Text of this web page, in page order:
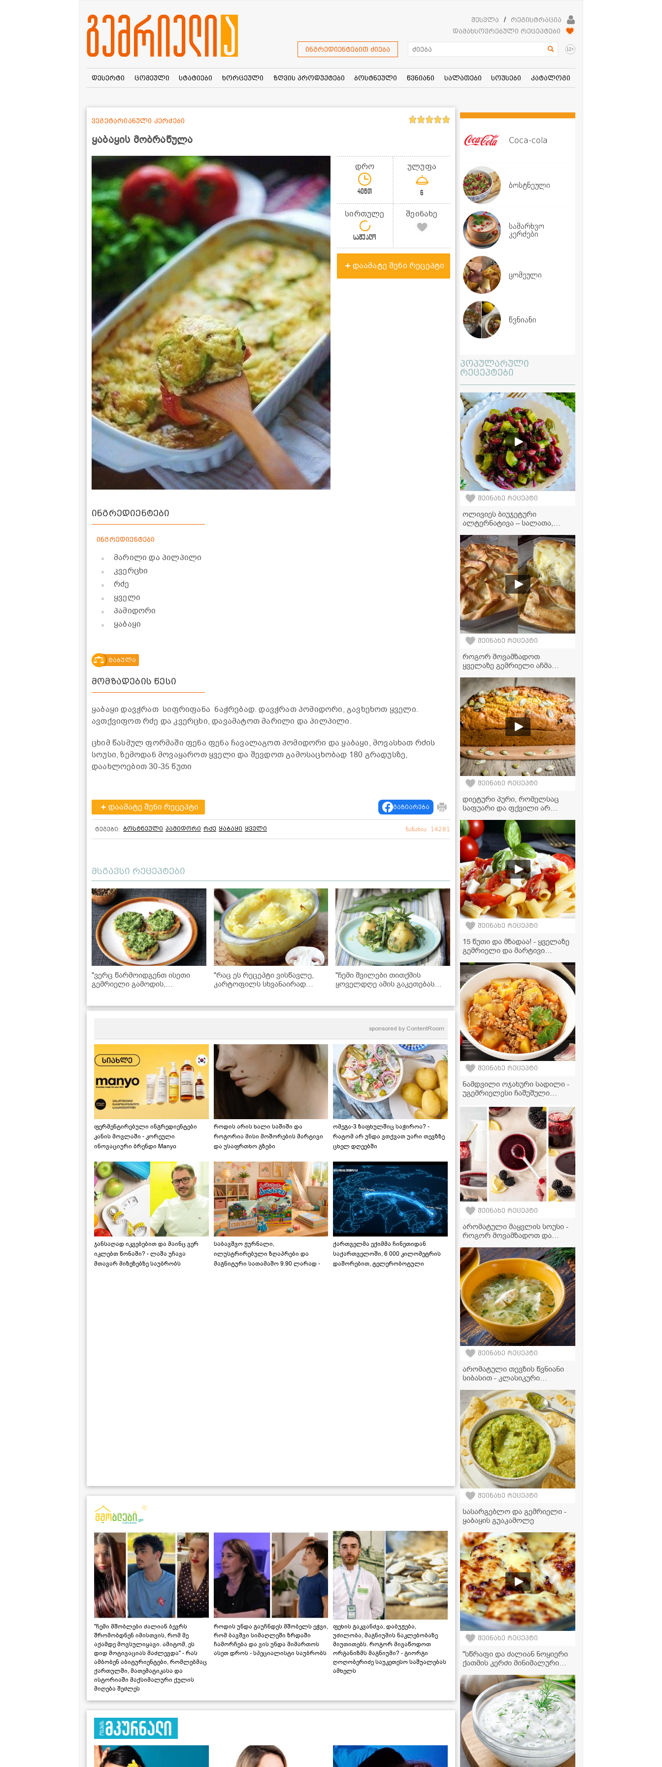
შესვლა /
რეგისტრაცია
დამახსოვრებული რეცეპტები
ინგრედიენტებით ძიება 12+
დესერტი ცომეული სტატიები ხორცეული ზღვის პროდუქტები ბოსტნეული წვნიანი სალათები სოუსები კატალოგი
ყაბაყის მობრაწულა
ვეგეტარიანული კერძები
დრო
40წთ
ულუფა
6
სირთულე
საშუალო
შეინახე
დაამატე შენი რეცეპტი
ინგრედიენტები
ინგრედიენტები
მარილი და პილპილი
კვერცხი
რძე
ყველი
პამიდორი
ყაბაყი
ტაბულა
მომზადების წესი
ყაბაყი დავჭრათ სიფრიფანა ნაჭრებად. დავჭრათ პომიდორი, გავხეხოთ ყველი.
ავთქვიფოთ რძე და კვერცხი, დავამატოთ მარილი და პილპილი.
ცხიმ წასმულ ფორმაში ფენა ფენა ჩავალაგოთ პომიდორი და ყაბაყი, მოვასხათ რძის
სოუსი, ზემოდან მოვაყაროთ ყველი და შევდოთ გამოსაცხობად 180 გრადუსზე,
დაახლოებით 30-35 წუთი
დაამატე შენი რეცეპტი გაზიარება
ტეგები: ბოსტნეული პამიდორი რძე ყაბაყი ყველი ნანახია: 14281
მსგავსი რეცეპტები
"ვერც წარმოიდგენთ ისეთი
გემრიელი გამოდის,
პესტოთი
"რაც ეს რეცეპტი ვისწავლე,
კარტოფილს სხვანაირად
მობრაწულა
"ჩემი შვილები თითქმის
ყოველდღე ამის გაკეთებას
კარტოფილი მწვანილით
sponsored by ContentRoom
ფერმენტირებული ინგრედიენტები
კანის მოვლაში - კორეული
ინოვაციური ბრენდი Manyo
როდის არის ხალი საშიში და
როგორია მისი მოშორების მარტივი
და უსაფრთხო გზები
ომეგა-3 ზაფხულშიც საჭიროა? -
რატომ არ უნდა ვთქვათ უარი თევზზე
ცხელ დღეებში
ჯანსაღად იკვებებით და მაინც ვერ
იკლებთ წონაში? - ლაშა უჩავა
მთავარ მიზეზებზე საუბრობს
საბავშვო ჟურნალი,
ილუსტრირებული ზღაპრები და
მაგნიტური სათამაშო 9.90 ლარად -
ქართველმა ექიმმა ჩინეთიდან
საქართველოში, 6 000 კილომეტრის
დაშორებით, ტელერობოტული
"ჩემი მშობლები ძალიან ბევრს
შრომობდნენ იმისთვის, რომ მე
აქამდე მოვსულიყავი. ამიტომ, ეს
დიდ მოტივაციას მაძლევდა" - რას
ამბობენ აბიტურიენტები, რომლებმაც
ქართულში, მათემატიკასა და
ისტორიაში მაქსიმალური ქულის
მიღება შეძლეს
როდის უნდა გაუჩნდეს მშობელს ეჭვი,
რომ ბავშვი სიმაღლეში ზრდაში
ჩამორჩება და ვის უნდა მიმართოს
ასეთ დროს - სპეციალისტი საუბრობს
ფეხის გაკვანძვა, დაბუჟება,
უძილობა, მაგნიუმის ნაკლებობაზე
მიუთითებს. როგორ მივაწოდოთ
ორგანიზმს მაგნიუმი? - გიორგი
ღოღობერიძე საუკეთესო საშუალებას
ამხელს
Coca-cola
ბოსტნეული
სამარხვო
კერძები
ცომეული
წვნიანი
პოპულარული
რეცეპტები
შეინახე რეცეპტი
ოლივიეს ბიუჯეტური
ალტერნატივა – სალათა,
შეინახე რეცეპტი
როგორ მოვამზადოთ
ყველაზე გემრიელი აჩმა
რეცეპტი, რომელიც ყველას
მოეწონება!
შეინახე რეცეპტი
დიეტური პური, რომელსაც
საფუარი და ფქვილი არ
შეინახე რეცეპტი
15 წუთი და მზადაა! - ყველაზე
გემრიელი და მარტივი
შეინახე რეცეპტი
ნამდვილი ოჯახური სადილი -
უგემრიელესი ჩაშუშული
შეინახე რეცეპტი
არომატული მაყვლის სოუსი -
როგორ მოვამზადოთ და
შეინახე რეცეპტი
არომატული თევზის წვნიანი
სიბასით - კლასიკური
შეინახე რეცეპტი
სასარგებლო და გემრიელი -
ყაბაყის გუაკამოლე
შეინახე რეცეპტი
"სწრაფი და ძალიან ნოყიერი
ქათმის კერძი მინიმალური
მკითხველის ვიდეორეცეპტი